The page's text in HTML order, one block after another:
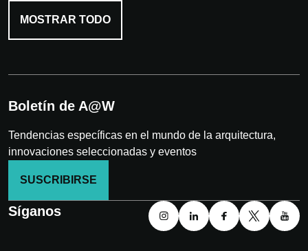
MOSTRAR TODO
Boletín de A@W
Tendencias específicas en el mundo de la arquitectura,
innovaciones seleccionadas y eventos
SUSCRIBIRSE
Síganos